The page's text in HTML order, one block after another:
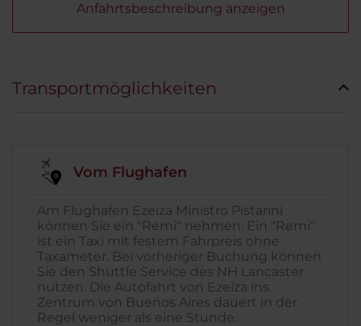
Anfahrtsbeschreibung anzeigen
Transportmöglichkeiten
Vom Flughafen
Am Flughafen Ezeiza Ministro Pistarini
können Sie ein "Remi" nehmen. Ein "Remi"
ist ein Taxi mit festem Fahrpreis ohne
Taxameter. Bei vorheriger Buchung können
Sie den Shuttle Service des NH Lancaster
nutzen. Die Autofahrt von Ezeiza ins
Zentrum von Buenos Aires dauert in der
Regel weniger als eine Stunde.